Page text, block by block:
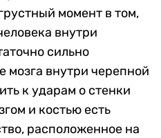
момент в том,
внутри
сильно
мозга внутри черепной
к ударам о стенки
и костью есть
расположенное на